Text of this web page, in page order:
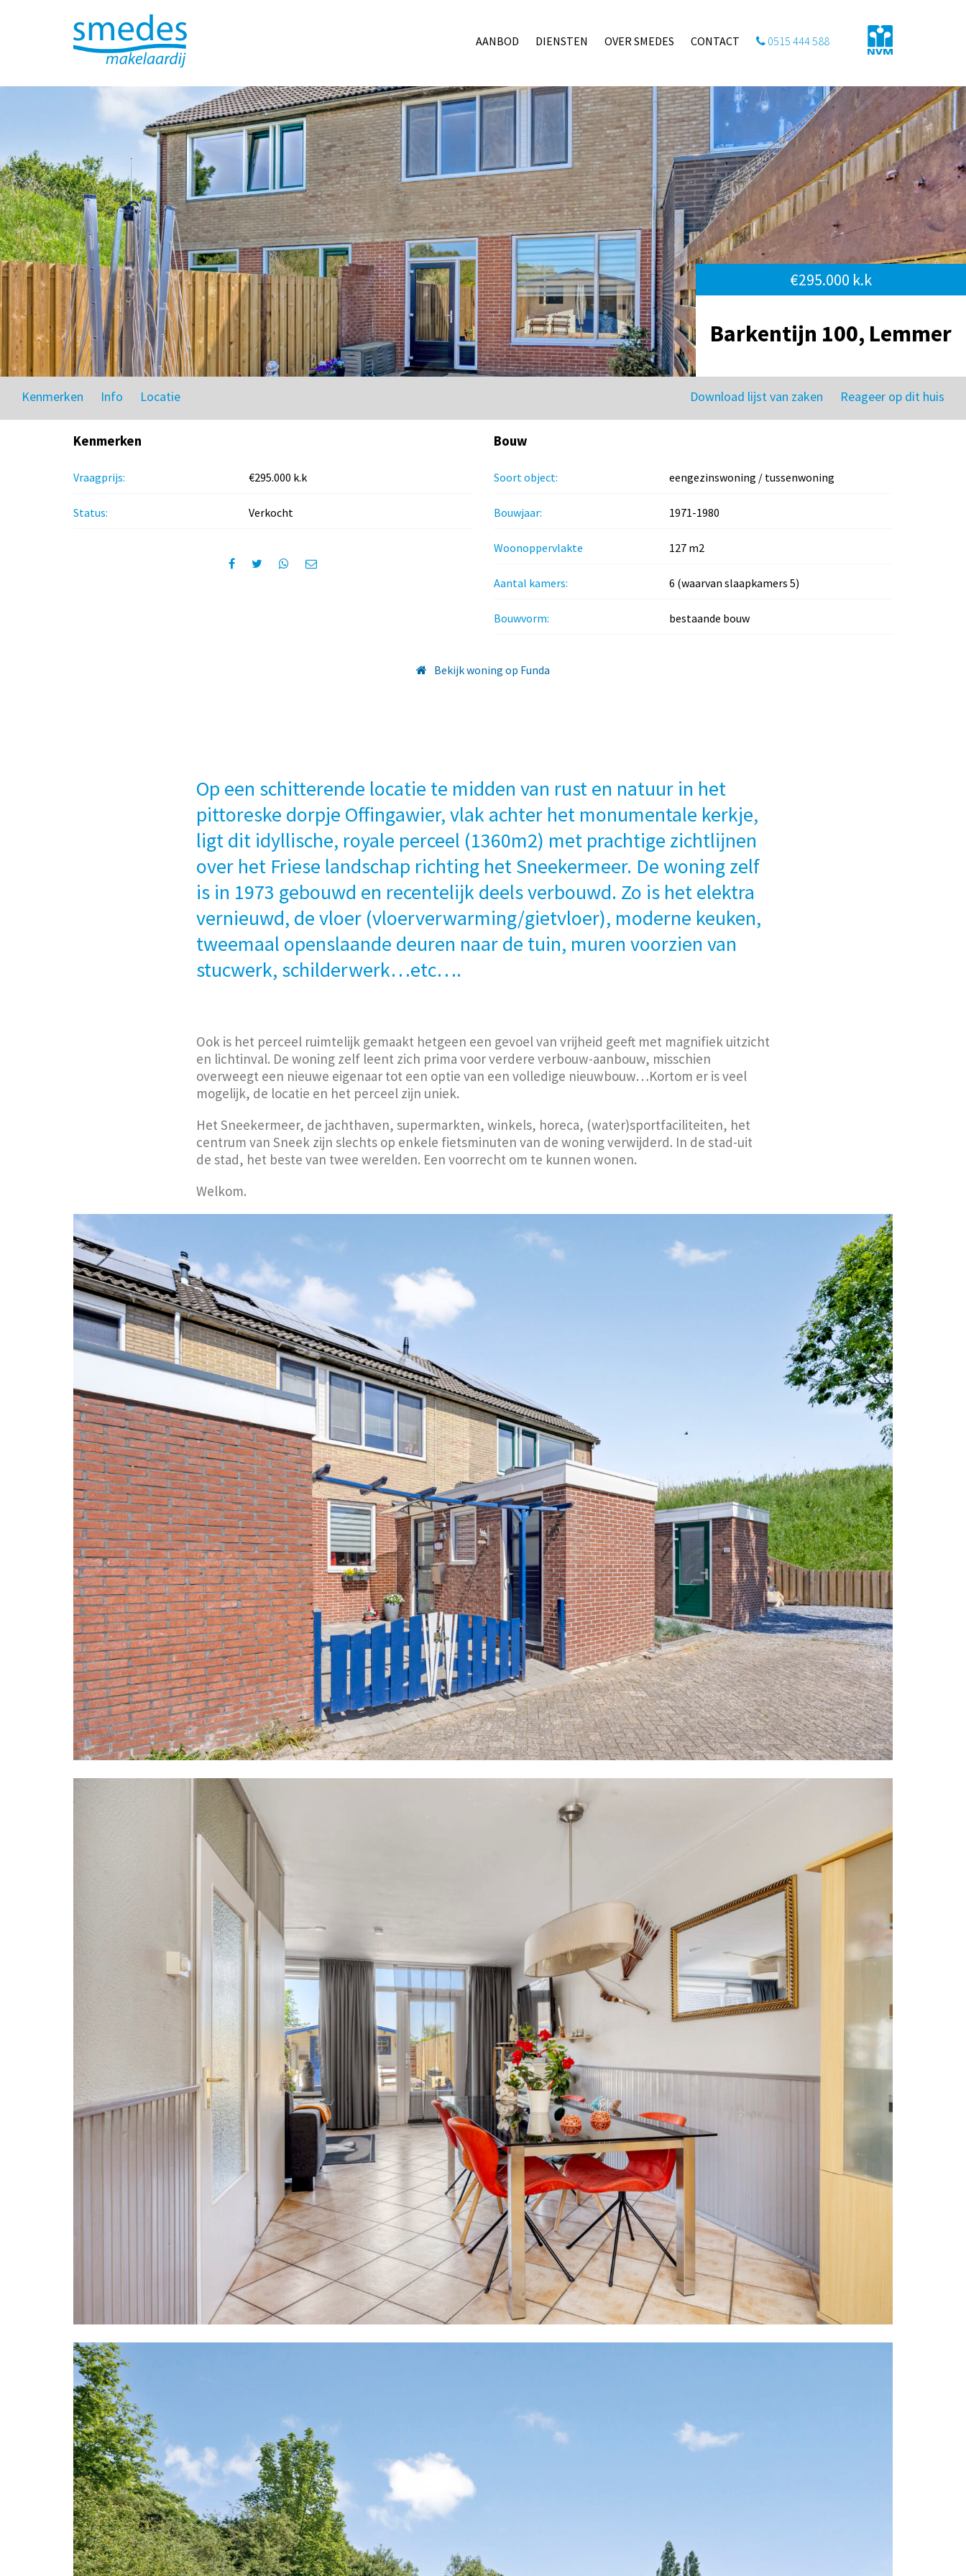
AANBOD DIENSTEN OVER SMEDES CONTACT 0515 444 588
€295.000 k.k
Barkentijn 100, Lemmer
Kenmerken Info Locatie Download lijst van zaken Reageer op dit huis
Kenmerken
Vraagprijs: €295.000 k.k
Status: Verkocht
Bouw
Soort object: eengezinswoning / tussenwoning
Bouwjaar: 1971-1980
Woonoppervlakte 127 m2
Aantal kamers: 6 (waarvan slaapkamers 5)
Bouwvorm: bestaande bouw
Bekijk woning op Funda
Op een schitterende locatie te midden van rust en natuur in het
pittoreske dorpje Offingawier, vlak achter het monumentale kerkje,
ligt dit idyllische, royale perceel (1360m2) met prachtige zichtlijnen
over het Friese landschap richting het Sneekermeer. De woning zelf
is in 1973 gebouwd en recentelijk deels verbouwd. Zo is het elektra
vernieuwd, de vloer (vloerverwarming/gietvloer), moderne keuken,
tweemaal openslaande deuren naar de tuin, muren voorzien van
stucwerk, schilderwerk…etc….
Ook is het perceel ruimtelijk gemaakt hetgeen een gevoel van vrijheid geeft met magnifiek uitzicht
en lichtinval. De woning zelf leent zich prima voor verdere verbouw-aanbouw, misschien
overweegt een nieuwe eigenaar tot een optie van een volledige nieuwbouw…Kortom er is veel
mogelijk, de locatie en het perceel zijn uniek.
Het Sneekermeer, de jachthaven, supermarkten, winkels, horeca, (water)sportfaciliteiten, het
centrum van Sneek zijn slechts op enkele fietsminuten van de woning verwijderd. In de stad-uit
de stad, het beste van twee werelden. Een voorrecht om te kunnen wonen.
Welkom.